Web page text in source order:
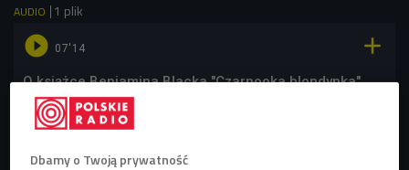
AUDIO 1 plik
 07'14 
O książce Benjamina Blacka "Czarnooka blondynka"
opowiada Kinga Michalska (Stacja Kultura/Czwórka)
Dbamy o Twoją prywatność